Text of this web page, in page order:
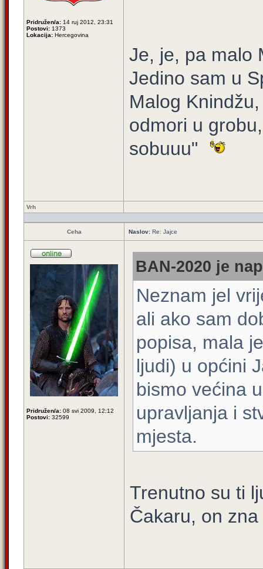
Pridružen/a: 14 ruj 2012, 23:31
Postovi: 1373
Lokacija: Hercegovina
Je, je, pa malo
Jedino sam u
Malog
odmori u
sobuuu"
Vrh
Ceha Naslov: Re: Jajce
Pridružen/a: 08 svi 2009, 12:12
Postovi: 32599
BAN-2020 je
Neznam jel
ali ako sam
popisa, mala
ljudi) u općini
bismo većina
upravljanja i
mjesta.
Trenutno su ti
Čakaru, on